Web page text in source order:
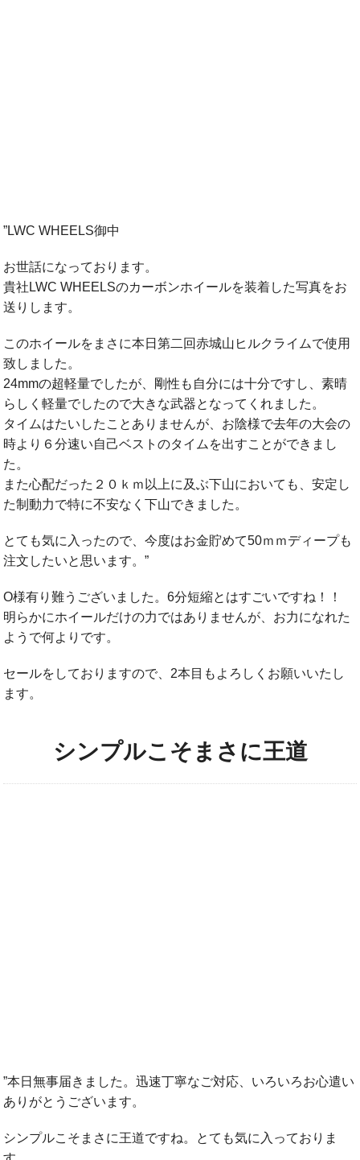
”LWC WHEELS御中
お世話になっております。
貴社LWC WHEELSのカーボンホイールを装着した写真をお
送りします。
このホイールをまさに本日第二回赤城山ヒルクライムで使用
致しました。
24mmの超軽量でしたが、剛性も自分には十分ですし、素晴
らしく軽量でしたので大きな武器となってくれました。
タイムはたいしたことありませんが、お陰様で去年の大会の
時より６分速い自己ベストのタイムを出すことができまし
た。
また心配だった２０ｋｍ以上に及ぶ下山においても、安定し
た制動力で特に不安なく下山できました。
とても気に入ったので、今度はお金貯めて50ｍｍディープも
注文したいと思います。”
O様有り難うございました。6分短縮とはすごいですね！！
明らかにホイールだけの力ではありませんが、お力になれた
ようで何よりです。
セールをしておりますので、2本目もよろしくお願いいたし
ます。
シンプルこそまさに王道
”本日無事届きました。迅速丁寧なご対応、いろいろお心遣い
ありがとうございます。
シンプルこそまさに王道ですね。とても気に入っておりま